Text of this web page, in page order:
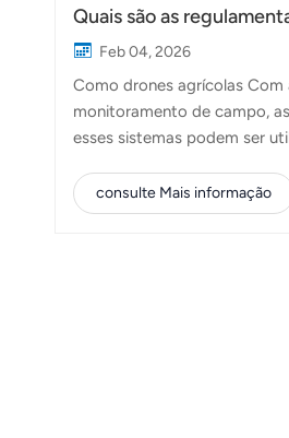
Quais são as
Feb 04, 2026
Como drones agrícolas
monitoramento de campo,
esses sistemas podem ser
práticas agrícolas
diferem nas principais
consulte Mais informação